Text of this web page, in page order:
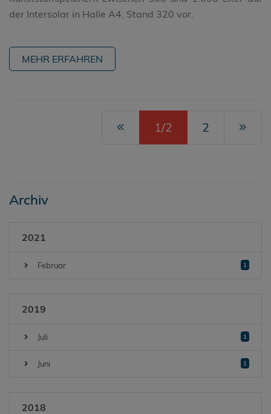
der Intersolar in Halle A4, Stand 320 vor.
MEHR ERFAHREN
1/2 2
Archiv
2021
Februar 1
2019
Juli 1
Juni 1
2018